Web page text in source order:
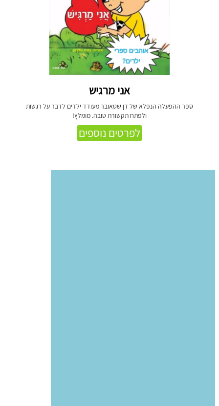
אני מרגיש
ספר ההפעלה הנפלא של דן שטאובר מעודד ילדים לדבר על רגשות
ולפתח תקשורת טובה. מומלץ!
לפרטים נוספים